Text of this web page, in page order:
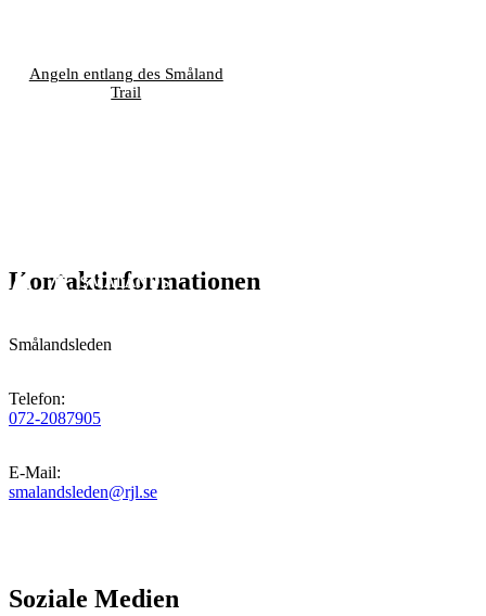
Angeln entlang des Småland
Trail
Kontaktinformationen
Smålandsleden
Telefon:
072-2087905
E-Mail:
smalandsleden@rjl.se
Soziale Medien